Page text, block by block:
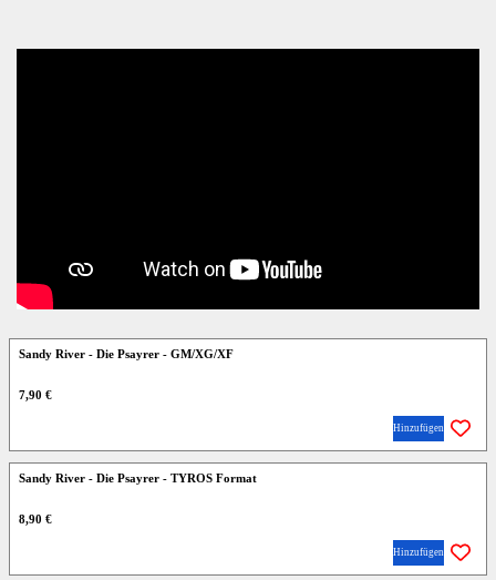
Sandy River - Die Psayrer - GM/XG/XF
7,90 €
Hinzufügen
Sandy River - Die Psayrer - TYROS Format
8,90 €
Hinzufügen